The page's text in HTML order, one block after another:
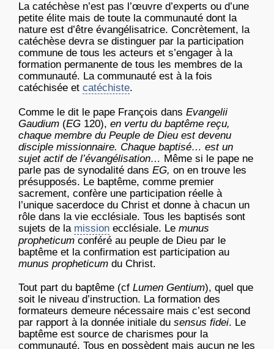
La catéchèse n’est pas l’œuvre d’experts ou d’une
petite élite mais de toute la communauté dont la
nature est d’être évangélisatrice. Concrètement, la
catéchèse devra se distinguer par la participation
commune de tous les acteurs et s’engager à la
formation permanente de tous les membres de la
communauté. La communauté est à la fois
catéchisée et catéchiste.
Comme le dit le pape François dans Evangelii
Gaudium (EG 120), en vertu du baptême reçu,
chaque membre du Peuple de Dieu est devenu
disciple missionnaire. Chaque baptisé… est un
sujet actif de l’évangélisation… Même si le pape ne
parle pas de synodalité dans EG, on en trouve les
présupposés. Le baptême, comme premier
sacrement, confère une participation réelle à
l’unique sacerdoce du Christ et donne à chacun un
rôle dans la vie ecclésiale. Tous les baptisés sont
sujets de la mission ecclésiale. Le munus
propheticum conféré au peuple de Dieu par le
baptême et la confirmation est participation au
munus propheticum du Christ.
Tout part du baptême (cf Lumen Gentium), quel que
soit le niveau d’instruction. La formation des
formateurs demeure nécessaire mais c’est second
par rapport à la donnée initiale du sensus fidei. Le
baptême est source de charismes pour la
communauté. Tous en possèdent mais aucun ne les